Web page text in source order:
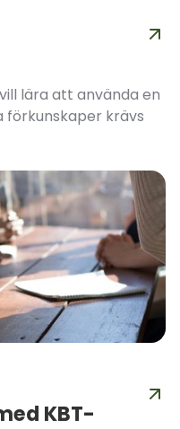
lära att använda en
förkunskaper krävs
KBT-